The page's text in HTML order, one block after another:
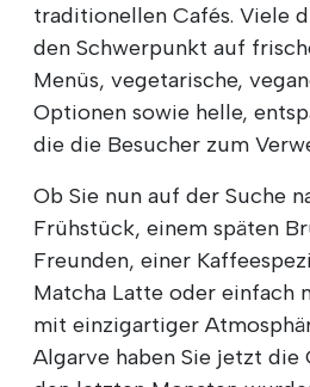
traditionellen Cafés. Viele
den Schwerpunkt auf
Menüs, vegetarische,
Optionen sowie helle,
die die Besucher zum
Ob Sie nun auf der Suche
Frühstück, einem späten
Freunden, einer
Matcha Latte oder einfach
mit einzigartiger
Algarve haben Sie jetzt die